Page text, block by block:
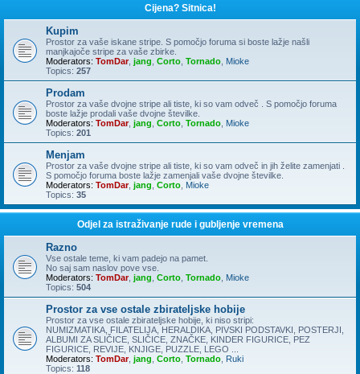
Cijena? Sitnica!
Kupim
Prostor za vaše iskane stripe. S pomočjo foruma si boste lažje našli
manjkajoče stripe za vaše zbirke.
Moderators: TomDar, jang Corto Tornado Mioke
Topics: 257
Prodam
Prostor za vaše dvojne stripe ali tiste, ki so vam odveč . S pomočjo foruma
boste lažje prodali vaše dvojne številke.
Moderators: TomDar, jang Corto Tornado Mioke
Topics: 201
Menjam
Prostor za vaše dvojne stripe ali tiste, ki so vam odveč in jih želite zamenjati .
S pomočjo foruma boste lažje zamenjali vaše dvojne številke.
Moderators: TomDar, jang Corto Mioke
Topics: 35
Odjel za istraživanje rude i gubljenje vremena
Razno
Vse ostale teme, ki vam padejo na pamet.
No saj sam naslov pove vse.
Moderators: TomDar, jang Corto Tornado Mioke
Topics: 504
Prostor za vse ostale zbirateljske hobije
Prostor za vse ostale zbirateljske hobije, ki niso stripi:
NUMIZMATIKA, FILATELIJA, HERALDIKA, PIVSKI PODSTAVKI, POSTERJI,
ALBUMI ZA SLIČICE, SLIČICE, ZNAČKE, KINDER FIGURICE, PEZ
FIGURICE, REVIJE, KNJIGE, PUZZLE, LEGO ...
Moderators: TomDar, jang Corto Tornado Ruki
Topics: 118